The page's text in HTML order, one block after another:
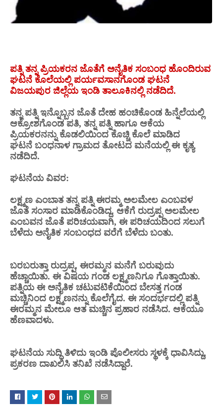
ಪತ್ನಿ ತನ್ನ ಪ್ರಿಯಕರನ ಜೊತೆಗೆ ಅನೈತಿಕ ಸಂಬಂಧ ಹೊಂದಿರುವ
ಘಟನೆ ಕೊಲೆಯಲ್ಲಿ ಪರ್ಯವಸಾನಗೊಂಡ ಘಟನೆ
ವಿಜಯಪುರ ಜಿಲ್ಲೆಯ ಇಂಡಿ ತಾಲೂಕಿನಲ್ಲಿ ನಡೆದಿದೆ.
ತನ್ನ ಪತ್ನಿ ಇನ್ನೊಬ್ಬನ ಜೊತೆ ದೇಹ ಹಂಚಿಕೊಂಡ ಹಿನ್ನೆಲೆಯಲ್ಲಿ
ಆಕ್ರೋಶಗೊಂಡ ಪತಿ, ತನ್ನ ಪತ್ನಿ ಹಾಗೂ ಆಕೆಯ
ಪ್ರಿಯಕರನನ್ನು ಕೊಡಲಿಯಿಂದ ಕೊಚ್ಚಿ ಕೊಲೆ ಮಾಡಿದ
ಘಟನೆ ಬಂಧನಾಳ ಗ್ರಾಮದ ತೋಟದ ಮನೆಯಲ್ಲಿ ಈ ಕೃತ್ಯ
ನಡೆದಿದೆ.
ಘಟನೆಯ ವಿವರ:
ಲಕ್ಷ್ಮಣ ಎಂಬಾತ ತನ್ನ ಪತ್ನಿ ಈರಮ್ಮ ಅಲಮೇಲ ಎಂಬವಳ
ಜೊತೆ ಸಂಸಾರ ಮಾಡಿಕೊಂಡಿದ್ದ. ಆಕೆಗೆ ರುದ್ರಪ್ಪ ಅಲಮೇಲ
ಎಂಬವನ ಜೊತೆ ಪರಿಚಯವಾಗಿ, ಈ ಪರಿಚಯದಿಂದ ಸಲುಗೆ
ಬೆಳೆದು ಅನೈತಿಕ ಸಂಬಂಧದ ವರೆಗೆ ಬೆಳೆದು ಬಂತು.
ಬರಬರುತ್ತಾ ರುದ್ರಪ್ಪ, ಈರಮ್ಮನ ಮನೆಗೆ ಬರುವುದು
ಹೆಚ್ಚಾಯಿತು. ಈ ವಿಷಯ ಗಂಡ ಲಕ್ಷ್ಮಣನಿಗೂ ಗೊತ್ತಾಯಿತು.
ಪತ್ನಿಯ ಈ ಅನೈತಿಕ ಚಟುವಟಿಕೆಯಿಂದ ಬೇಸತ್ತ ಗಂಡ
ಮಚ್ಚಿನಿಂದ ಲಕ್ಷ್ಮಣನನ್ನು ಕೊಲೆಗೈದ. ಈ ಸಂದರ್ಭದಲ್ಲಿ ಪತ್ನಿ
ಈರಮ್ಮನ ಮೇಲೂ ಆತ ಮಚ್ಚಿನ ಪ್ರಹಾರ ನಡೆಸಿದ. ಆಕೆಯೂ
ಹೆಣವಾದಳು.
ಘಟನೆಯ ಸುದ್ದಿ ತಿಳಿದು ಇಂಡಿ ಪೊಲೀಸರು ಸ್ಥಳಕ್ಕೆ ಧಾವಿಸಿದ್ದು,
ಪ್ರಕರಣ ದಾಖಲಿಸಿ ತನಿಖೆ ನಡೆಸಿದ್ದಾರೆ.